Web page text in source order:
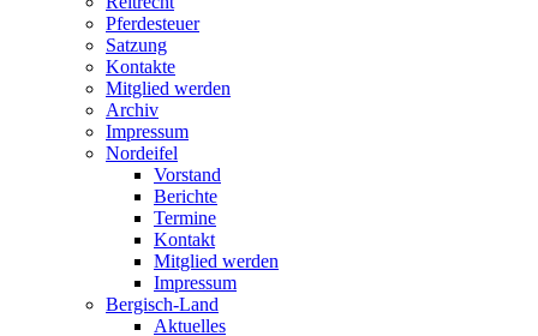
Pferdesteuer
Satzung
Kontakte
Mitglied werden
Archiv
Impressum
Nordeifel
Vorstand
Berichte
Termine
Kontakt
Mitglied werden
Impressum
Bergisch-Land
Aktuelles